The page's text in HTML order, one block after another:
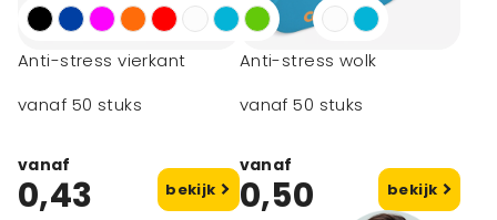
Anti-stress vierkant
vanaf 50 stuks
vanaf
0,43 bekijk
Anti-stress wolk
vanaf 50 stuks
vanaf
0,50 bekijk